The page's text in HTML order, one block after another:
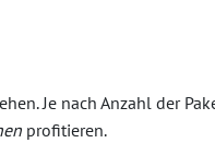
Je nach Anzahl der
profitieren.